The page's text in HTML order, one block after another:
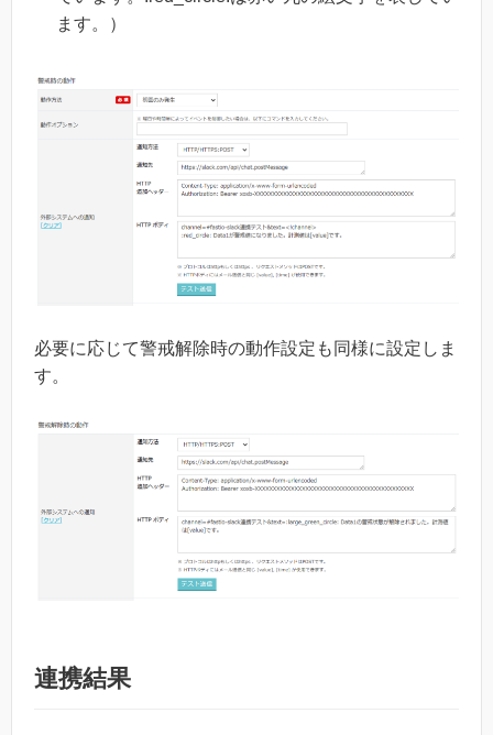
ます。）
必要に応じて警戒解除時の動作設定も同様に設定しま
す。
連携結果